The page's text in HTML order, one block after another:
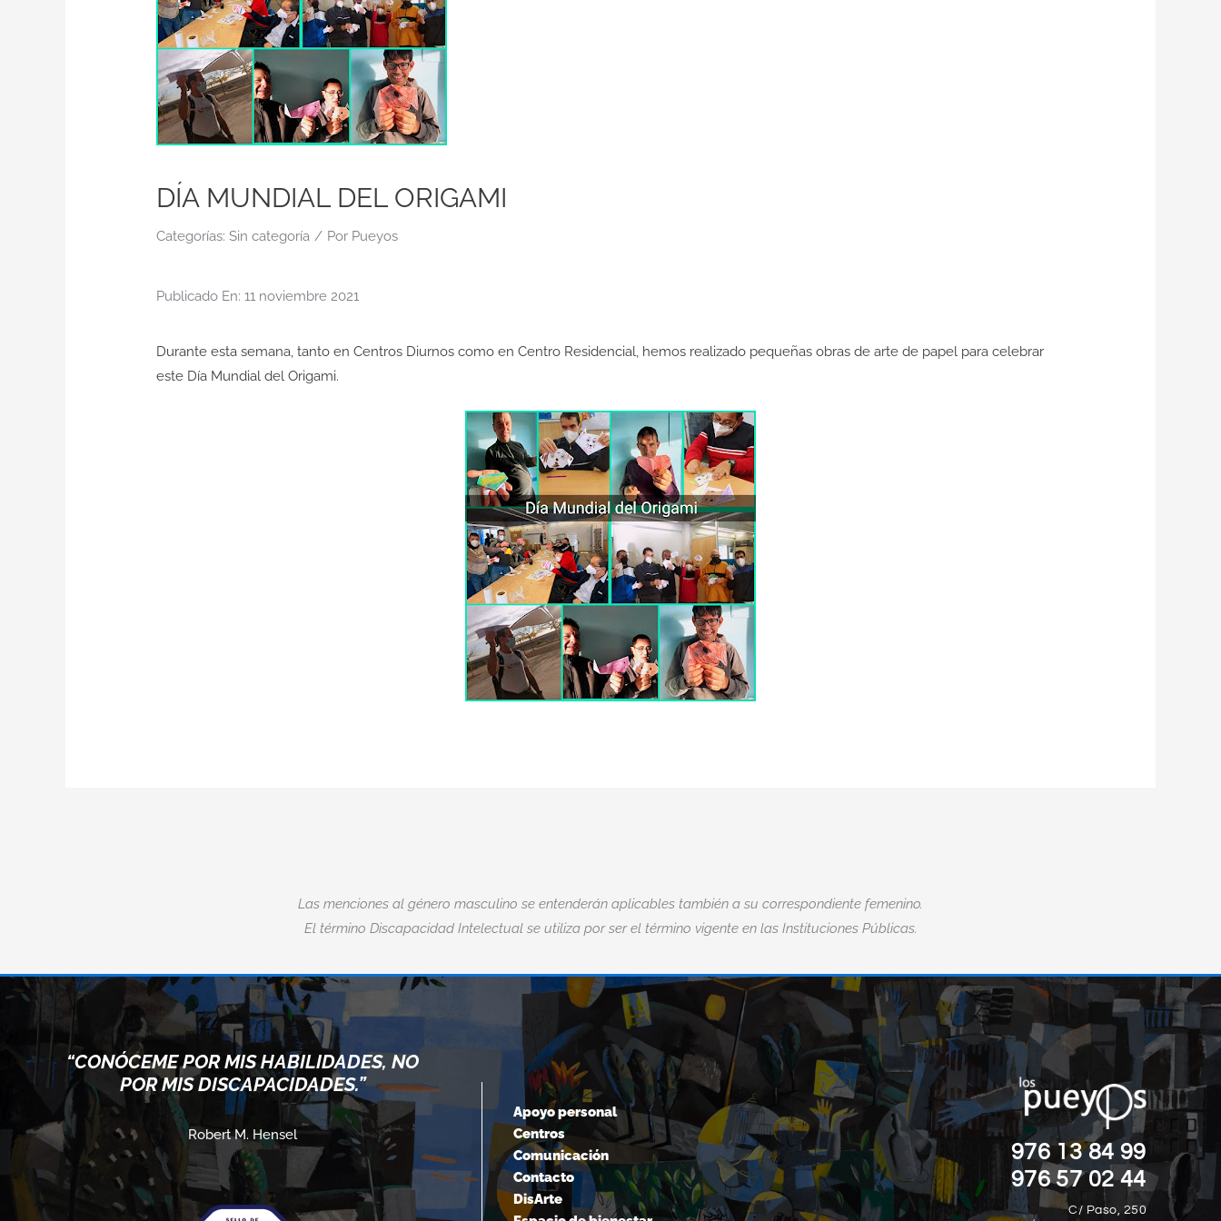
DÍA MUNDIAL DEL ORIGAMI
Categorías: Sin categoría / Por Pueyos
Publicado En: 11 noviembre 2021
Durante esta semana, tanto en Centros Diurnos como en Centro Residencial, hemos realizado pequeñas obras de arte de papel para celebrar
este Día Mundial del Origami.
Las menciones al género masculino se entenderán aplicables también a su correspondiente femenino.
El término Discapacidad Intelectual se utiliza por ser el término vigente en las Instituciones Públicas.
“CONÓCEME POR MIS HABILIDADES, NO
POR MIS DISCAPACIDADES.”
Robert M. Hensel
“CUANDO ACEPTAMOS NUESTROS
LÍMITES, VAMOS MÁS ALLÁ DE ELLOS.”
Albert Einstein
“EL MIEDO ES LA MAYOR
DE TODAS.“
Nick Vujicic
Apoyo personal
Centros
Comunicación
Contacto
DisArte
976 13 84 99
976 57 02 44
C/ Paso, 250